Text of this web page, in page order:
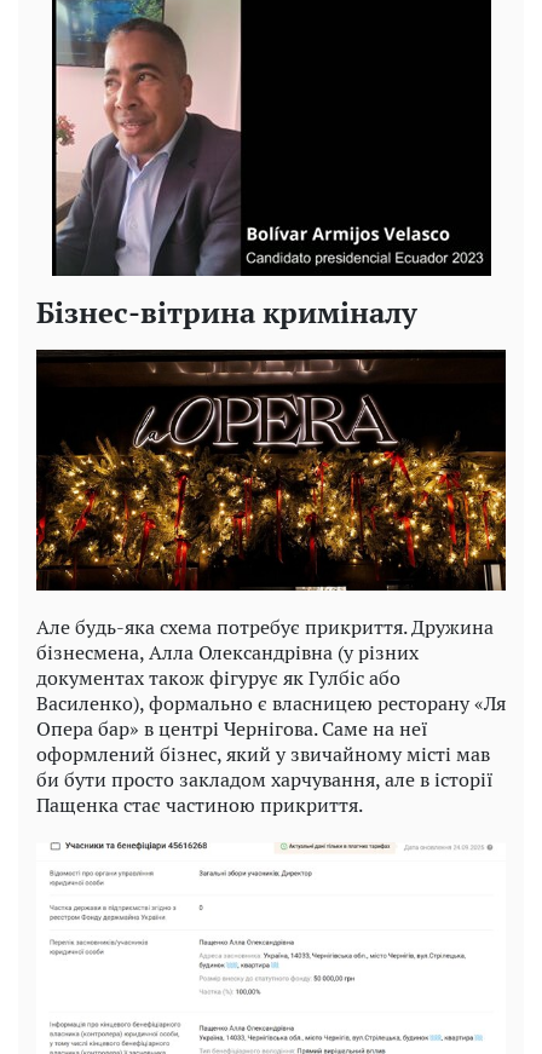
Бізнес-вітрина криміналу
Але будь-яка схема потребує прикриття. Дружина
бізнесмена, Алла Олександрівна (у різних
документах також фігурує як Гулбіс або
Василенко), формально є власницею ресторану «Ля
Опера бар» в центрі Чернігова. Саме на неї
оформлений бізнес, який у звичайному місті мав
би бути просто закладом харчування, але в історії
Пащенка стає частиною прикриття.